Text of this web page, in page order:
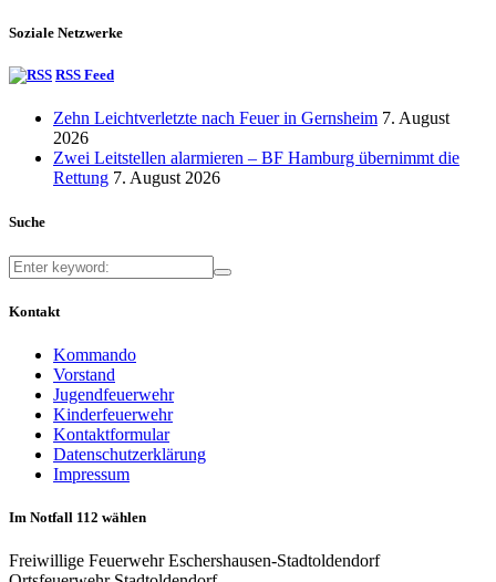
Soziale Netzwerke
RSS Feed
Zehn Leichtverletzte nach Feuer in Gernsheim 7. August
2026
Zwei Leitstellen alarmieren – BF Hamburg übernimmt die
Rettung 7. August 2026
Suche
Kontakt
Kommando
Vorstand
Jugendfeuerwehr
Kinderfeuerwehr
Kontaktformular
Datenschutzerklärung
Impressum
Im Notfall 112 wählen
Freiwillige Feuerwehr Eschershausen-Stadtoldendorf